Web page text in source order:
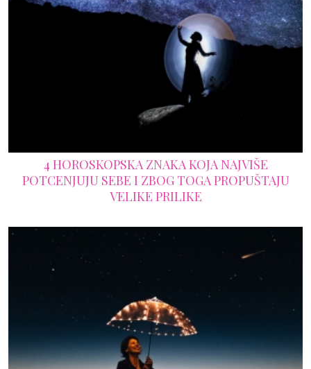
4 HOROSKOPSKA ZNAKA KOJA NAJVIŠE
POTCENJUJU SEBE I ZBOG TOGA PROPUŠTAJU
VELIKE PRILIKE